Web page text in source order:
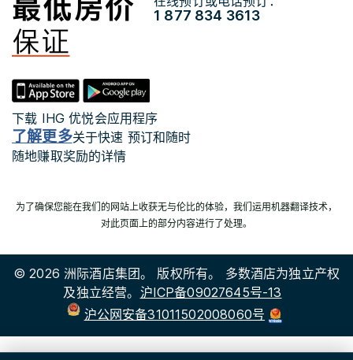
1 877 834 3613
下载 IHG 优悦会应用程序
了解更多关于快速 预订和随时
随地赚取奖励的详情
为了确保您能在我们的网站上收获无与伦比的体验，我们运用机器翻译技术，
对此页面上的部分内容进行了处理。
© 2026 洲际酒店集团。 版权所有。 多数酒店为独立产权
及独立经营。 沪ICP备09027645号-13
沪公网安备31011502008060号